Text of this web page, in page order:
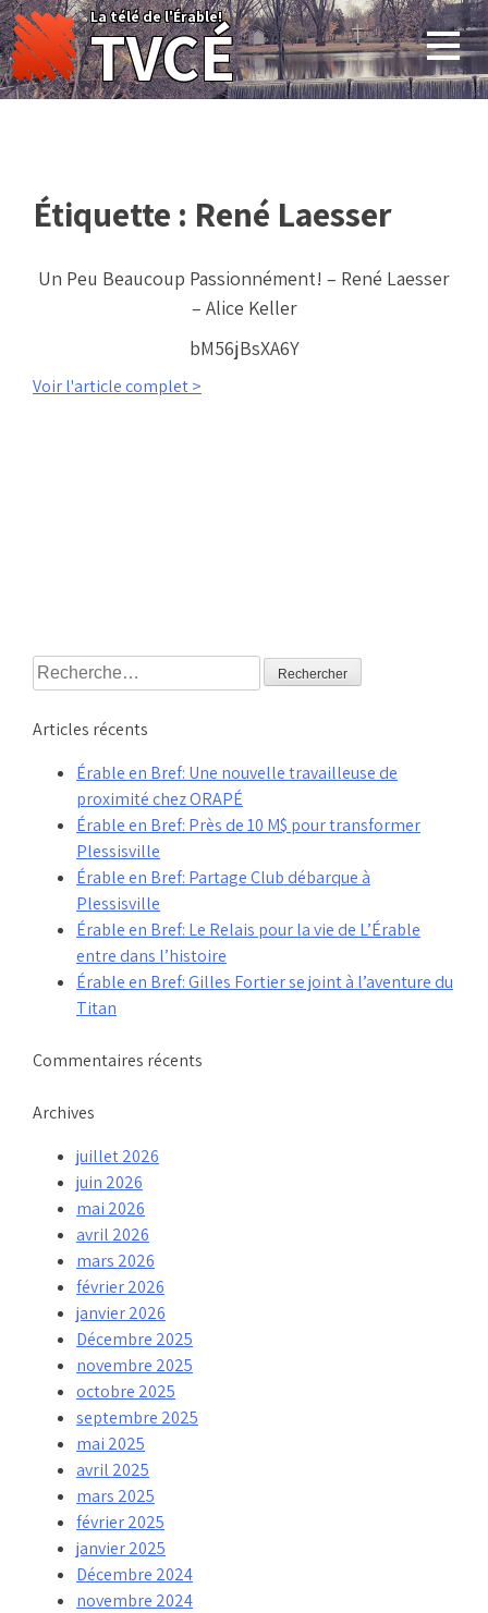
Skip
to
content
La télé de l'Érable!
TVCÉ
Étiquette : René Laesser
Un Peu Beaucoup Passionnément! – René Laesser
– Alice Keller
bM56jBsXA6Y
Voir l'article complet >
Rechercher :
Articles récents
Érable en Bref: Une nouvelle travailleuse de
proximité chez ORAPÉ
Érable en Bref: Près de 10 M$ pour transformer
Plessisville
Érable en Bref: Partage Club débarque à
Plessisville
Érable en Bref: Le Relais pour la vie de L’Érable
entre dans l’histoire
Érable en Bref: Gilles Fortier se joint à l’aventure du
Titan
Commentaires récents
Archives
juillet 2026
juin 2026
mai 2026
avril 2026
mars 2026
février 2026
janvier 2026
Décembre 2025
novembre 2025
octobre 2025
septembre 2025
mai 2025
avril 2025
mars 2025
février 2025
janvier 2025
Décembre 2024
novembre 2024